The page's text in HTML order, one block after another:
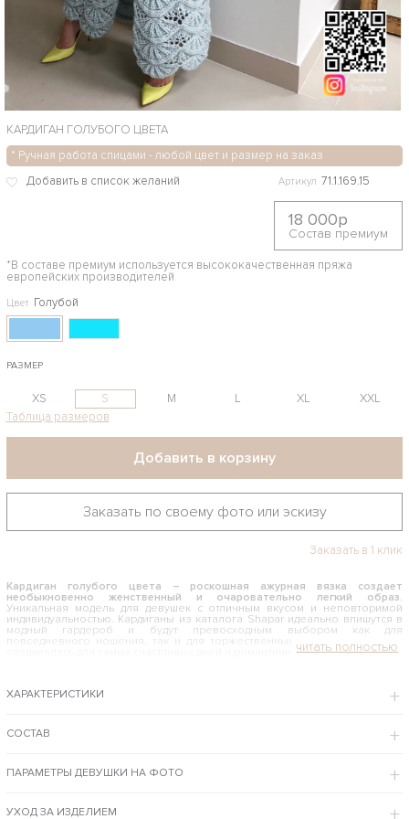
КАРДИГАН ГОЛУБОГО ЦВЕТА
* Ручная работа спицами - любой цвет и размер на заказ
Артикул 71.1.169.15
18 000р
Состав премиум
*В составе премиум используется высококачественная пряжа
европейских производителей
Цвет Голубой
РАЗМЕР
XS S M L XL
XXL
Таблица размеров
Добавить в корзину
Заказать по своему фото или эскизу
Заказать в 1 клик
Кардиган голубого цвета – роскошная ажурная вязка создает
необыкновенно женственный и очаровательно легкий образ.
Уникальная модель для девушек с отличным вкусом и неповторимой
индивидуальностью. Кардиганы из каталога Shapar идеально впишутся в
модный гардероб и будут превосходным выбором как для
повседневного ношения, так и для торжественных случаев. Эта вещь
создавалась для самых счастливых дней и романтичных вечеров.
Выглядит безумно нежно, подчеркивает мягкость и легкость
комфорт ежесекундно. Его можно носить с платьем, шелковым или
трикотажным, юбкой любого фасона. Для демократичного выхода
которого можно добиться только ручной работой, с доставкой курьером.
ХАРАКТЕРИСТИКИ
СОСТАВ
ПАРАМЕТРЫ ДЕВУШКИ НА ФОТО
УХОД ЗА ИЗДЕЛИЕМ